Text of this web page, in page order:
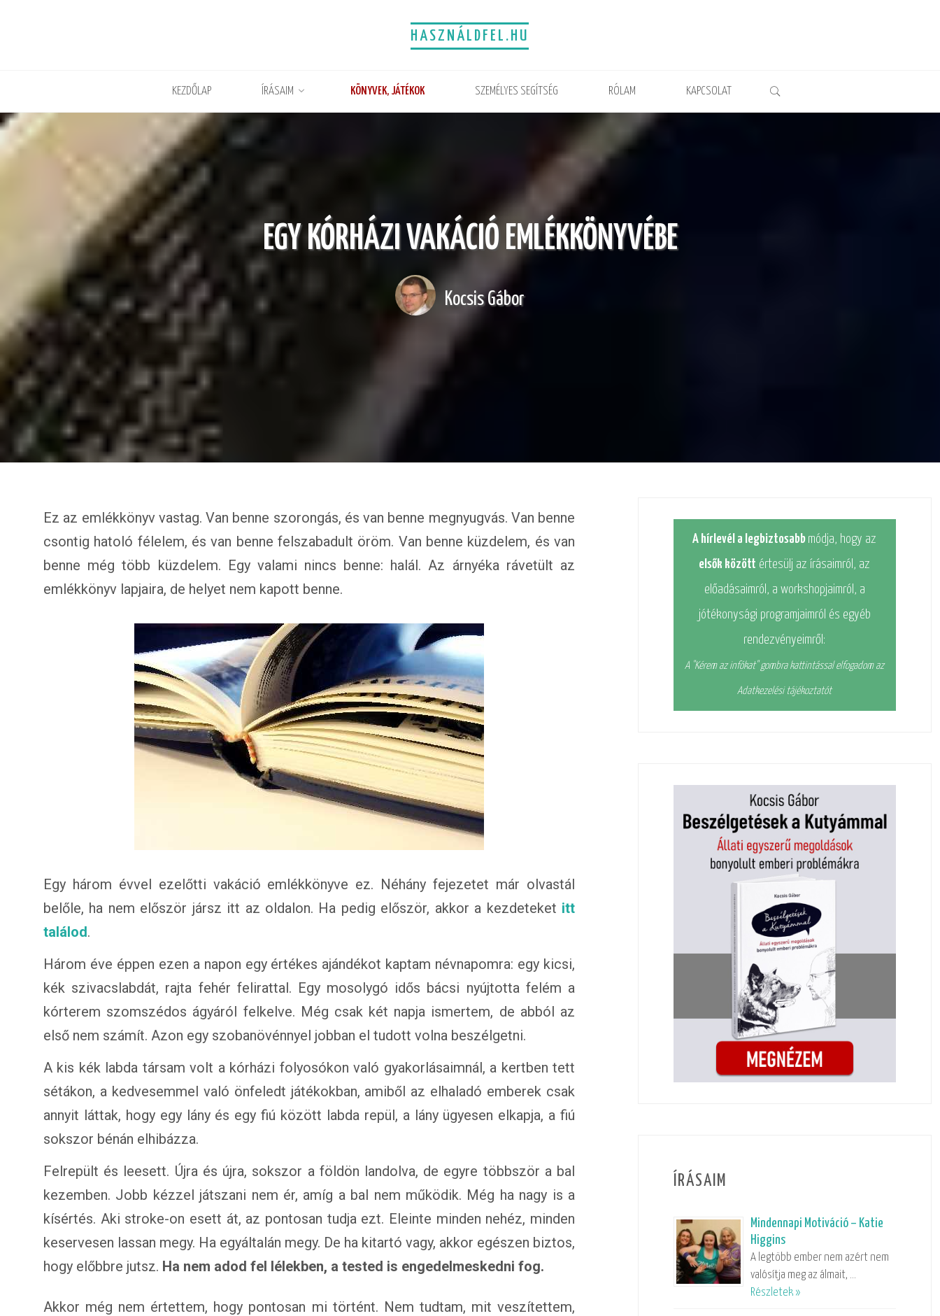
HASZNÁLDFEL.HU
KEZDŐLAP ÍRÁSAIM KÖNYVEK, JÁTÉKOK SZEMÉLYES SEGÍTSÉG RÓLAM KAPCSOLAT
EGY KÓRHÁZI VAKÁCIÓ EMLÉKKÖNYVÉBE
Kocsis Gábor
Ez az emlékkönyv vastag. Van benne szorongás, és van benne megnyugvás. Van benne
csontig hatoló félelem, és van benne felszabadult öröm. Van benne küzdelem, és van
benne még több küzdelem. Egy valami nincs benne: halál. Az árnyéka rávetült az
emlékkönyv lapjaira, de helyet nem kapott benne.
Egy három évvel ezelőtti vakáció emlékkönyve ez. Néhány fejezetet már olvastál
belőle, ha nem először jársz itt az oldalon. Ha pedig először, akkor a kezdeteket itt
találod.
Három éve éppen ezen a napon egy értékes ajándékot kaptam névnapomra: egy kicsi,
kék szivacslabdát, rajta fehér felirattal. Egy mosolygó idős bácsi nyújtotta felém a
kórterem szomszédos ágyáról felkelve. Még csak két napja ismertem, de abból az
első nem számít. Azon egy szobanövénnyel jobban el tudott volna beszélgetni.
A kis kék labda társam volt a kórházi folyosókon való gyakorlásaimnál, a kertben tett
sétákon, a kedvesemmel való önfeledt játékokban, amiből az elhaladó emberek csak
annyit láttak, hogy egy lány és egy fiú között labda repül, a lány ügyesen elkapja, a fiú
sokszor bénán elhibázza.
Felrepült és leesett. Újra és újra, sokszor a földön landolva, de egyre többször a bal
kezemben. Jobb kézzel játszani nem ér, amíg a bal nem működik. Még ha nagy is a
kísértés. Aki stroke-on esett át, az pontosan tudja ezt. Eleinte minden nehéz, minden
keservesen lassan megy. Ha egyáltalán megy. De ha kitartó vagy, akkor egészen biztos,
hogy előbbre jutsz. Ha nem adod fel lélekben, a tested is engedelmeskedni fog.
Akkor még nem értettem, hogy pontosan mi történt. Nem tudtam, mit veszítettem,
A hírlevél a legbiztosabb módja, hogy az
elsők között értesülj az írásaimról, az
előadásaimról, a workshopjaimról, a
jótékonysági programjaimról és egyéb
rendezvényeimről:
A "Kérem az infókat" gombra kattintással elfogadom az
Adatkezelési tájékoztatót
ÍRÁSAIM
Mindennapi Motiváció – Katie
Higgins
A legtöbb ember nem azért nem
valósítja meg az álmait, …
Részletek »